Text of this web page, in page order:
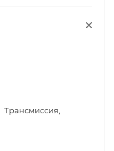
Трансмиссия,